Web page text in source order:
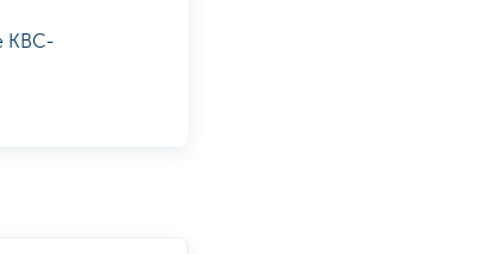
KBC-